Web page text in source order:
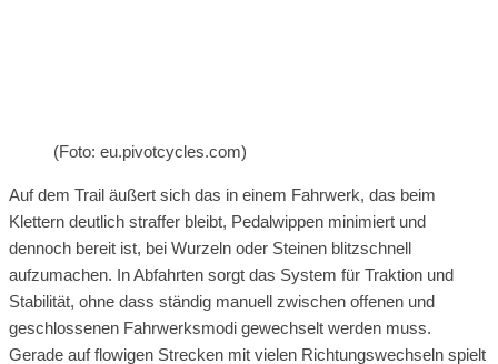
(Foto: eu.pivotcycles.com)
Auf dem Trail äußert sich das in einem Fahrwerk, das beim
Klettern deutlich straffer bleibt, Pedalwippen minimiert und
dennoch bereit ist, bei Wurzeln oder Steinen blitzschnell
aufzumachen. In Abfahrten sorgt das System für Traktion und
Stabilität, ohne dass ständig manuell zwischen offenen und
geschlossenen Fahrwerksmodi gewechselt werden muss.
Gerade auf flowigen Strecken mit vielen Richtungswechseln spielt